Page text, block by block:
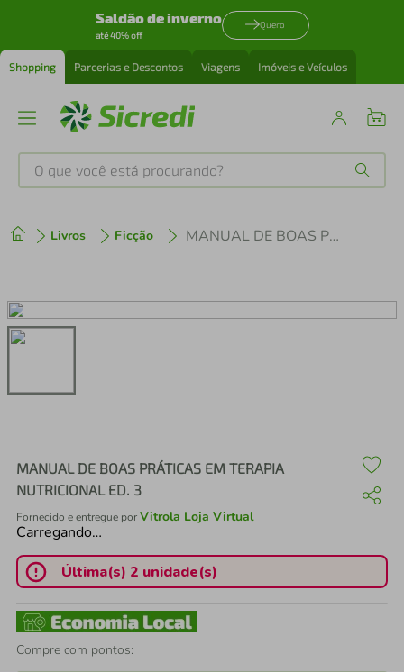
Saldão de inverno
até 40% off
Quero
Shopping Parcerias e Descontos Viagens Imóveis e Veículos
O que você está procurando?
Livros Ficção MANUAL DE BOAS PRÁTICAS EM TERAPIA NUTRICIONAL ED. 3
MANUAL DE BOAS PRÁTICAS EM TERAPIA
NUTRICIONAL ED. 3
Fornecido e entregue porVitrola Loja Virtual
Carregando…
Última(s) 2 unidade(s)
Compre com pontos:
2º cafeteira